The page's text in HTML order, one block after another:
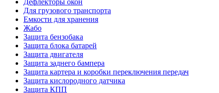
Дефлекторы окон
Для грузового транспорта
Емкости для хранения
Жабо
Защита бензобака
Защита блока батарей
Защита двигателя
Защита заднего бампера
Защита картера и коробки переключения передач
Защита кислородного датчика
Защита КПП